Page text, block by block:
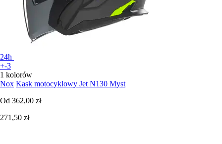
24h
+-3
1 kolorów
Nox Kask motocyklowy Jet N130 Myst
Od 362,00 zł
271,50 zł